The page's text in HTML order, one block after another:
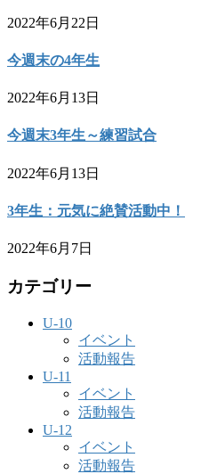
2022年6月22日
今週末の4年生
2022年6月13日
今週末3年生～練習試合
2022年6月13日
3年生：元気に絶賛活動中！
2022年6月7日
カテゴリー
U-10
イベント
活動報告
U-11
イベント
活動報告
U-12
イベント
活動報告